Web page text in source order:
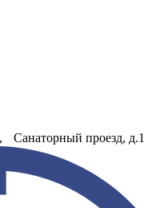
Санаторный проезд, д.1